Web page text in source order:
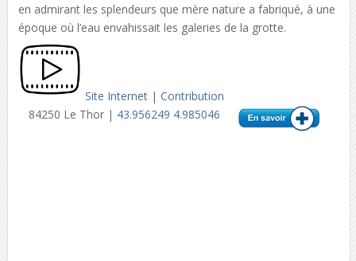
en admirant les splendeurs que mère nature a fabriqué, à une
époque où l’eau envahissait les galeries de la grotte.
Site Internet| Contribution
84250 Le Thor | 43.956249 4.985046